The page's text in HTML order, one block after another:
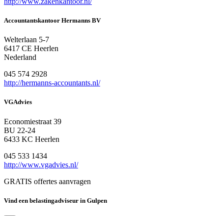
Accountantskantoor Hermanns BV
Welterlaan 5-7
6417 CE Heerlen
Nederland
045 574 2928
http://hermanns-accountants.nl/
VGAdvies
Economiestraat 39
BU 22-24
6433 KC Heerlen
045 533 1434
http://www.vgadvies.nl/
GRATIS offertes aanvragen
Vind een belastingadviseur in Gulpen